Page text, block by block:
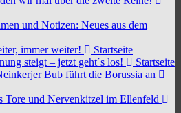
und Notizen: Neues aus dem
immer weiter!
Startseite
steigt – jetzt geht´s los!
Startseite
Bub führt die Borussia an
Tore und Nervenkitzel im Ellenfeld